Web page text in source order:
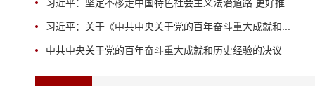
习近平：坚定不移走中国特色社会主义法治道路 更好推...
习近平：关于《中共中央关于党的百年奋斗重大成就和...
中共中央关于党的百年奋斗重大成就和历史经验的决议